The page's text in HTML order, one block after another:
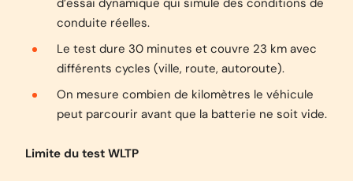
d’essai dynamique qui simule des conditions de
conduite réelles.
Le test dure 30 minutes et couvre 23 km avec
différents cycles (ville, route, autoroute).
On mesure combien de kilomètres le véhicule
peut parcourir avant que la batterie ne soit vide.
Limite du test WLTP